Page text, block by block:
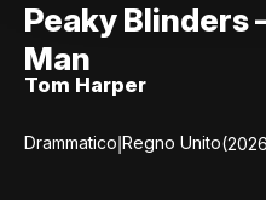
Peaky Blinders
Man
Tom Harper
Drammatico|Regno Unito